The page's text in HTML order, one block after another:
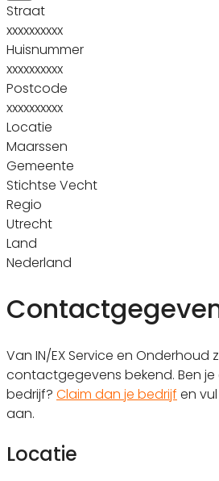
Straat
xxxxxxxxxx
Huisnummer
xxxxxxxxxx
Postcode
xxxxxxxxxx
Locatie
Maarssen
Gemeente
Stichtse Vecht
Regio
Utrecht
Land
Nederland
Van IN/EX Service en Onderhoud
contactgegevens bekend. Ben
bedrijf? Claim dan je bedrijf en
aan.
Locatie